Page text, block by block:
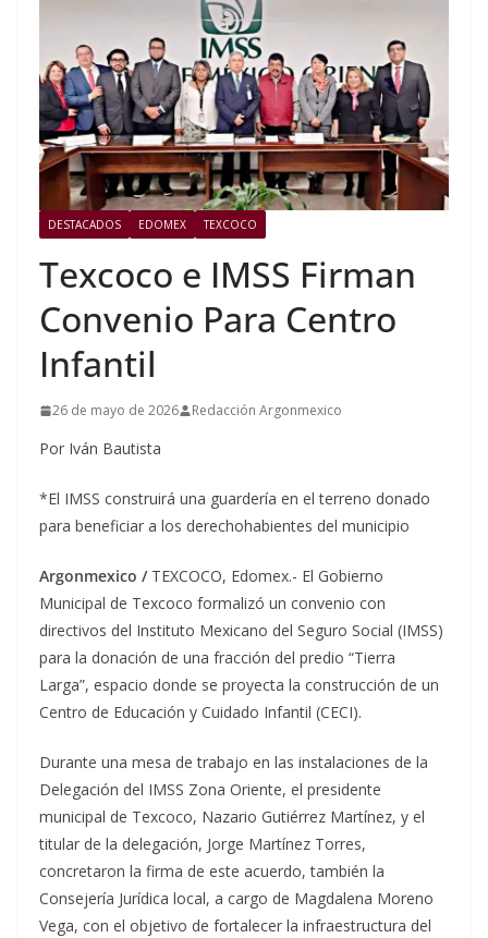
DESTACADOS EDOMEX TEXCOCO
Texcoco e IMSS Firman
Convenio Para Centro
Infantil
26 de mayo de 2026 Redacción Argonmexico
Por Iván Bautista
*El IMSS construirá una guardería en el terreno donado
para beneficiar a los derechohabientes del municipio
Argonmexico / TEXCOCO, Edomex.- El Gobierno
Municipal de Texcoco formalizó un convenio con
directivos del Instituto Mexicano del Seguro Social (IMSS)
para la donación de una fracción del predio “Tierra
Larga”, espacio donde se proyecta la construcción de un
Centro de Educación y Cuidado Infantil (CECI).
Durante una mesa de trabajo en las instalaciones de la
Delegación del IMSS Zona Oriente, el presidente
municipal de Texcoco, Nazario Gutiérrez Martínez, y el
titular de la delegación, Jorge Martínez Torres,
concretaron la firma de este acuerdo, también la
Consejería Jurídica local, a cargo de Magdalena Moreno
Vega, con el objetivo de fortalecer la infraestructura del